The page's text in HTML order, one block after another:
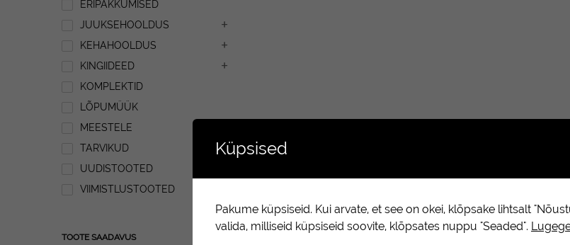
ERIPAKKUMISED
JUUKSEHOOLDUS
KEHAHOOLDUS
KINGIIDEED
KOMPLEKTID
LÕPUMÜÜK
MEESTELE
TARVIKUD
UUDISTOOTED
VIIMISTLUSTOOTED
TOOTE SAADAVUS
Küpsised
Pakume küpsiseid. Kui arvate, et see on okei, klõpsake lihtsalt
valida, milliseid küpsiseid soovite, klõpsates nuppu "Seaded".